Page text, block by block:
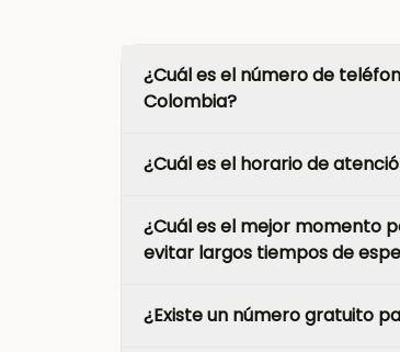
¿Cuál es el número de
Colombia?
¿Cuál es el horario de
¿Cuál es el mejor momento
evitar largos tiempos de
¿Existe un número gratuito